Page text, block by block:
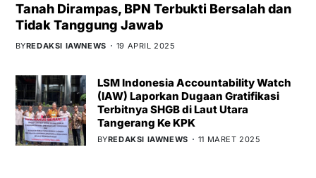
Tanah Dirampas, BPN Terbukti Bersalah dan
Tidak Tanggung Jawab
BYREDAKSI IAWNEWS 19 APRIL 2025
LSM Indonesia Accountability Watch
(IAW) Laporkan Dugaan Gratifikasi
Terbitnya SHGB di Laut Utara
Tangerang Ke KPK
BYREDAKSI IAWNEWS 11 MARET 2025